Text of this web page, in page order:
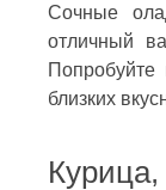
Сочные
отличный
Попробуйте
близких